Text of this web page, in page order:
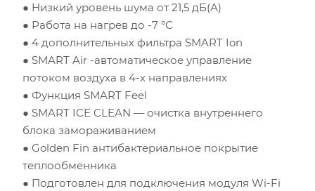
● Низкий уровень шума от 21,5 дБ(А)
● Работа на нагрев до -7 °С
● 4 дополнительных фильтра SMART Ion
● SMART Air -автоматическое управление
потоком воздуха в 4-х направлениях
● Функция SMART Feel
● SMART ICE CLEAN — очистка внутреннего
блока замораживанием
● Golden Fin антибактериальное покрытие
теплообменника
● Подготовлен для подключения модуля Wi-Fi